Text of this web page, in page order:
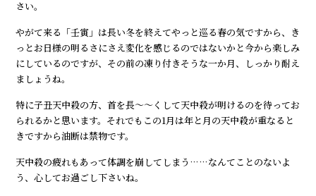
さい。
やがて来る「壬寅」は長い冬を終えてやっと巡る春の気ですから、き
っとお日様の明るさにさえ変化を感じるのではないかと今から楽しみ
にしているのですが、その前の凍り付きそうな一か月、しっかり耐え
ましょうね。
特に子丑天中殺の方、首を長～～くして天中殺が明けるのを待ってお
られるかと思います。それでもこの1月は年と月の天中殺が重なると
きですから油断は禁物です。
天中殺の疲れもあって体調を崩してしまう……なんてことのないよ
う、心してお過ごし下さいね。